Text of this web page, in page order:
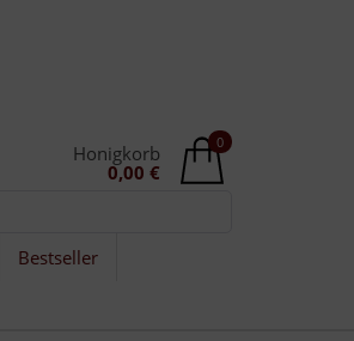
0
Honigkorb
0,00 €
Bestseller